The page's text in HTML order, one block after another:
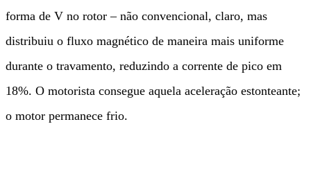
forma de V no rotor – não convencional, claro, mas
distribuiu o fluxo magnético de maneira mais uniforme
durante o travamento, reduzindo a corrente de pico em
18%. O motorista consegue aquela aceleração estonteante;
o motor permanece frio.